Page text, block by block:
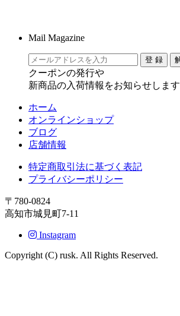
Mail Magazine
クーポンの発行や
新商品の入荷情報をお知らせします
ホーム
オンラインショップ
ブログ
店舗情報
特定商取引法に基づく表記
プライバシーポリシー
〒780-0824
高知市城見町7-11
Instagram
Copyright (C) rusk. All Rights Reserved.